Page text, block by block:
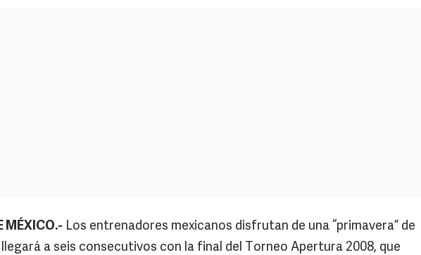
MÉXICO.- Los entrenadores mexicanos disfrutan de una “primavera” de
a seis consecutivos con la final del Torneo Apertura 2008, que